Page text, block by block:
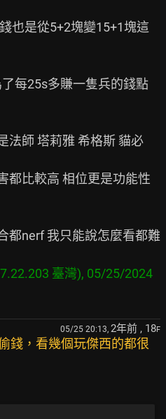
也是從5+2塊變15+1塊這
每25s多賺一隻兵的錢點
法師 塔莉雅 希格斯 貓必
都比較高 相位更是功能性
都nerf 我只能說怎麼看都難
臺灣), 05/25/2024
05/25 20:13, 2年前 , 18F
錢，看幾個玩傑西的都很